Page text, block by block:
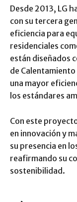
Desde 2013, LG
con su tercera
eficiencia para
residenciales
están diseñados
de
una mayor
los estándares
Con este
en innovación y
su presencia en
reafirmando su
sostenibilidad.